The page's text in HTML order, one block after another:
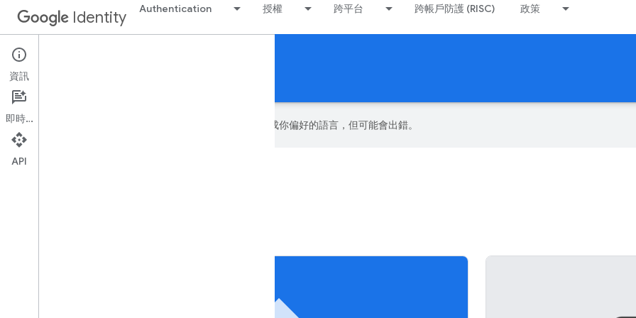
Identity Authentication 授權 跨平台 跨帳戶防護 (RISC) 政策
Authorization
授權應用程式使用 Google API 與資料
Google 會運用 AI 技術將內容翻譯成你偏好的語言，但可能會出錯。
資訊
即時通訊
API